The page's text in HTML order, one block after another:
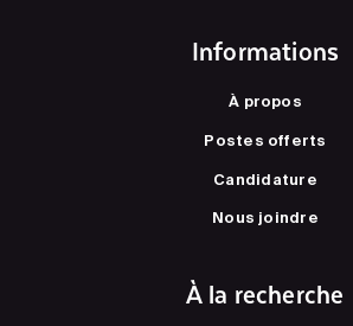
Informations
À propos
Postes offerts
Candidature
Nous joindre
À la recherche